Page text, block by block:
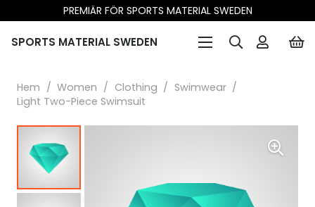
PREMIÄR FÖR SPORTS MATERIAL SWEDEN
SPORTS MATERIAL SWEDEN
Hem / Women / Clothing / Swimwear /
Light Two-Piece Swimsuit